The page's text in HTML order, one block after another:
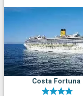
Costa Fortuna